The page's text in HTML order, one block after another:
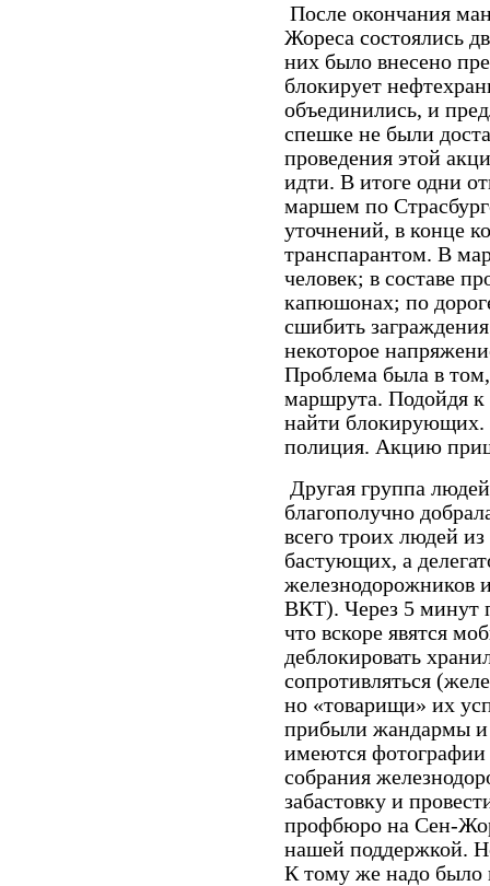
После окончания
Жореса состоялись
них было внесено
блокирует
объединились, и
спешке не были
проведения этой
идти. В итоге одни
маршем по
уточнений, в конце
транспарантом. В
человек; в составе
капюшонах; по
сшибить
некоторое
Проблема была в
маршрута. Подойдя к
найти блокирующих.
полиция. Акцию
Другая группа
благополучно
всего троих людей
бастующих, а
железнодорожников
ВКТ). Через 5 минут
что вскоре явятся
деблокировать
сопротивляться
но «товарищи» их
прибыли жандармы и
имеются
собрания
забастовку и
профбюро на Сен-
нашей поддержкой.
К тому же надо было